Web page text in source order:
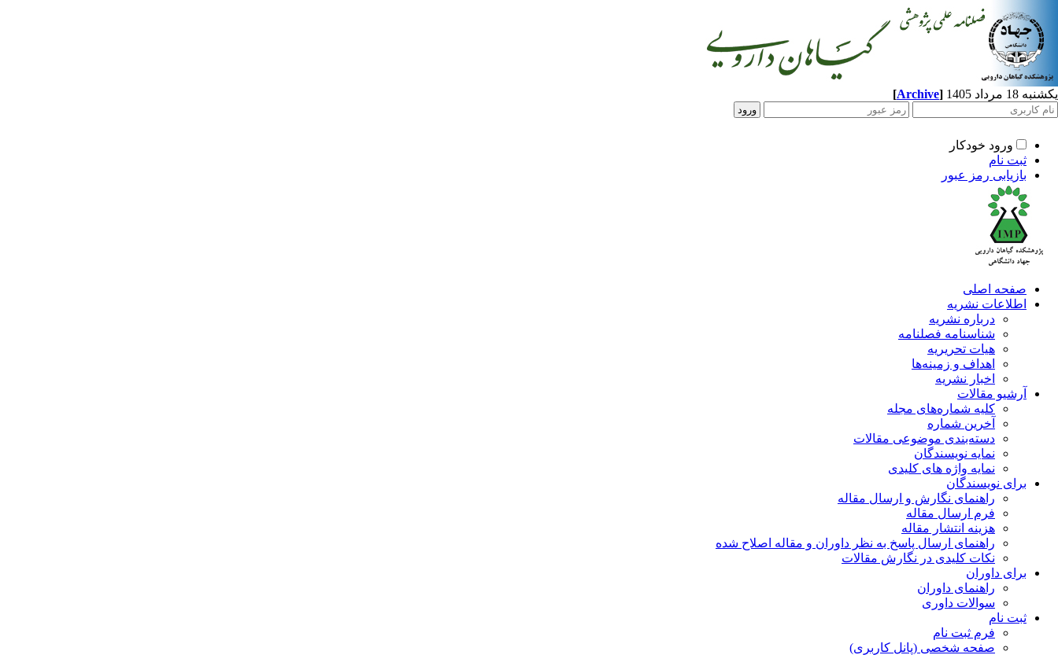
یکشنبه 18 مرداد 1405 [Archive]
ورود خودکار
ثبت نام
بازیابی رمز عبور
صفحه اصلی
اطلاعات نشریه
درباره نشریه
شناسنامه فصلنامه
هیات تحریریه
اهداف و زمینه‌ها
اخبار نشریه
آرشیو مقالات
کلیه شماره‌های مجله
آخرین شماره
دسته‌بندی موضوعی مقالات
نمایه نویسندگان
نمایه واژه های کلیدی
برای نویسندگان
راهنمای نگارش و ارسال مقاله
فرم ارسال مقاله
هزینه انتشار مقاله
راهنمای ارسال پاسخ به نظر داوران و مقاله اصلاح شده
نکات کلیدی در نگارش مقالات
برای داوران
راهنمای داوران
سوالات داوری
ثبت نام
فرم ثبت نام
صفحه شخصی (پانل کاربری)